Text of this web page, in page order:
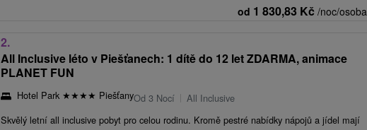
od 1 830,83 Kč /noc/osoba
2.
All Inclusive léto v Piešťanech: 1 dítě do 12 let ZDARMA, animace
PLANET FUN
Hotel Park ★★★★ PiešťanyOd 3 Nocí
All Inclusive
Skvělý letní all inclusive pobyt pro celou rodinu. Kromě pestré nabídky nápojů a jídel mají